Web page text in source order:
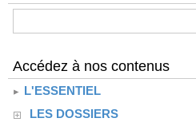
Accédez à nos contenus
L'ESSENTIEL
LES DOSSIERS